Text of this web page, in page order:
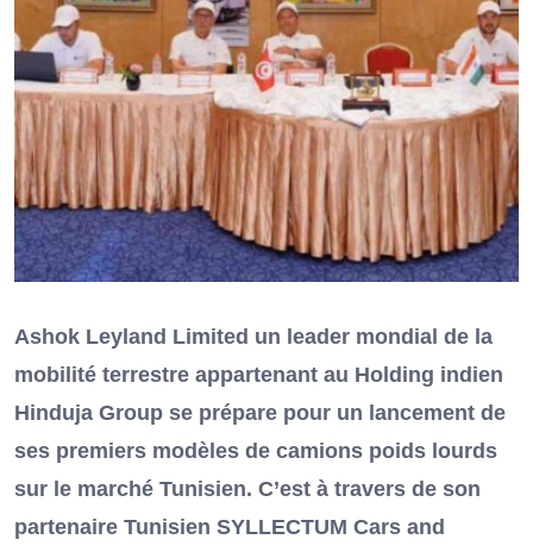
Ashok Leyland Limited un leader mondial de la
mobilité terrestre appartenant au Holding indien
Hinduja Group se prépare pour un lancement de
ses premiers modèles de camions poids lourds
sur le marché Tunisien. C’est à travers de son
partenaire Tunisien SYLLECTUM Cars and